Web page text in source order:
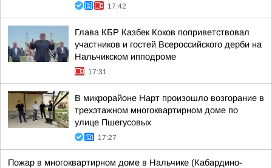
17:42
Глава КБР Казбек Коков поприветствовал
участников и гостей Всероссийского дерби на
Нальчикском ипподроме
17:31
В микрорайоне Нарт произошло возгорание в
трехэтажном многоквартирном доме по
улице Пшегусовых
17:27
Пожар в многоквартирном доме в Нальчике (Кабардино-